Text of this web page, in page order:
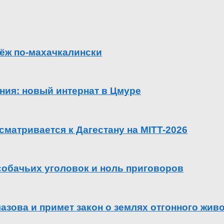
по-махачкалински
новый интернат в Цмуре
к Дагестану на MITT-2026
уголовок и ноль приговоров
и примет закон о землях отгонного